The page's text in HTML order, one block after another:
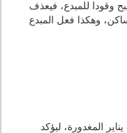
وقودا للمبدع، فيعذف
وهكذا فعل المبدع
المغدورة، ليؤكد